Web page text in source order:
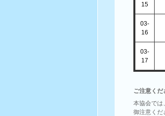
15
03-
16
03-
17
ご注意くだ
本協会では
御注意くだ